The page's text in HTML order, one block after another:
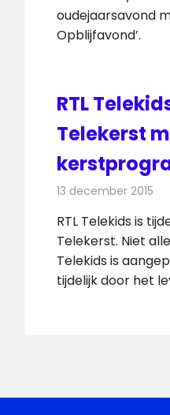
oudejaarsavond
Opblijfavond’.
RTL
Telekerst
13 december 2015
RTL Telekids is
Telekerst. Niet
Telekids is
tijdelijk door het